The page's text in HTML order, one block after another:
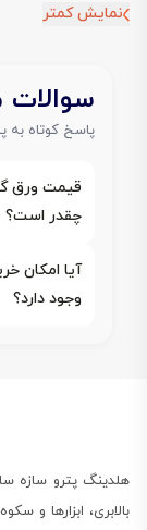
نمایش کمتر
سوالات
پاسخ کوتاه به
چقدر است؟
آیا امکان
وجود دارد؟
بالابری، ابزارها و